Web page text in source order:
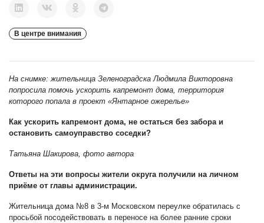
В центре внимания
На снимке: жительница Зеленоградска Людмила Викторовна
попросила помочь ускорить капремонт дома, территория
которого попала в проект «Янтарное ожерелье»
Как ускорить капремонт дома, не остаться без забора и
остановить самоуправство соседки?
Татьяна Шакирова, фото автора
Ответы на эти вопросы жители округа получили на личном
приёме от главы администрации.
Жительница дома №8 в 3-м Московском переулке обратилась с
просьбой посодействовать в переносе на более ранние сроки